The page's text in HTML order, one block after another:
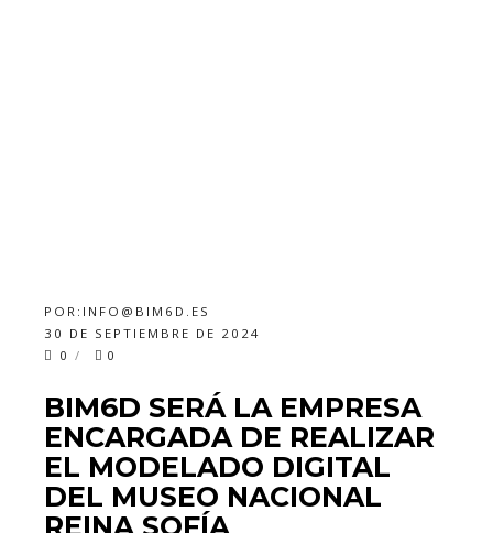
POR: INFO@BIM6D.ES
30 DE SEPTIEMBRE DE 2024
0
0
BIM6D SERÁ LA EMPRESA
ENCARGADA DE REALIZAR
EL MODELADO DIGITAL
DEL MUSEO NACIONAL
REINA SOFÍA